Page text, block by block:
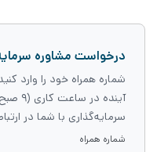
درخواست مشاوره
شماره همراه خود را وارد
سرمایه‌گذاری با شما در
شماره همراه